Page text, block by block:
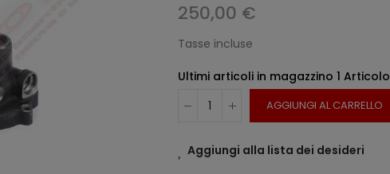
250,00 €
Tasse incluse
Ultimi articoli in magazzino 1 Articolo
AGGIUNGI AL CARRELLO
Aggiungi alla lista dei desideri